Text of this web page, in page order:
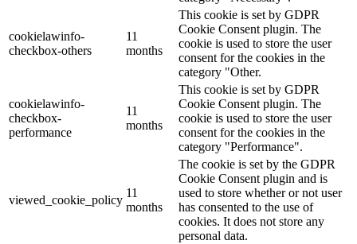
cookielawinfo-
checkbox-others
11
months
This cookie is set by GDPR
Cookie Consent plugin. The
cookie is used to store the user
consent for the cookies in the
category "Other.
cookielawinfo-
checkbox-
performance
11
months
This cookie is set by GDPR
Cookie Consent plugin. The
cookie is used to store the user
consent for the cookies in the
category "Performance".
viewed_cookie_policy
11
months
The cookie is set by the GDPR
Cookie Consent plugin and is
used to store whether or not user
has consented to the use of
cookies. It does not store any
personal data.